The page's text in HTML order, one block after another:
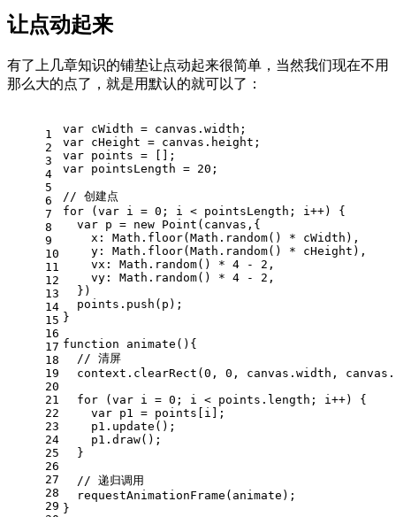
让点动起来
有了上几章知识的铺垫让点动起来很简单，当然我们现在不用
那么大的点了，就是用默认的就可以了：
1
2
3
4
5
6
7
8
9
10
11
12
13
14
15
16
17
18
19
20
21
22
23
24
25
26
27
28
29
var cWidth = canvas. width ;
var cHeight = canvas. height ;
var points = [];
var pointsLength = 20 ;
// 创建点
for ( var i = 0 ; i < pointsLength; i++) {
var p = new Point (canvas,{
x : Math . floor( Math . random() * cWidth),
y : Math . floor( Math . random() * cHeight),
vx : Math . random() * 4 - 2 ,
vy : Math . random() * 4 - 2 ,
  })
  points.
push (p);
}
function
animate ( ){
// 清屏
  context.
clearRect ( 0 , 0 , canvas. width , canvas.
for ( var i = 0 ; i < points. length ; i++) {
var p1 = points[i];
    p1.
update ();
    p1.
draw();
  }
// 递归调用
requestAnimationFrame (animate);
}